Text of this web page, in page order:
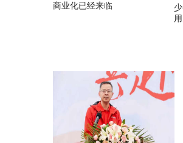
商业化已经来临